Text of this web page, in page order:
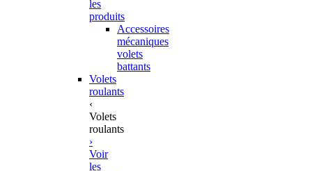
les
produits
Accessoires
mécaniques
volets
battants
Volets
roulants
‹
Volets
roulants
›
Voir
les